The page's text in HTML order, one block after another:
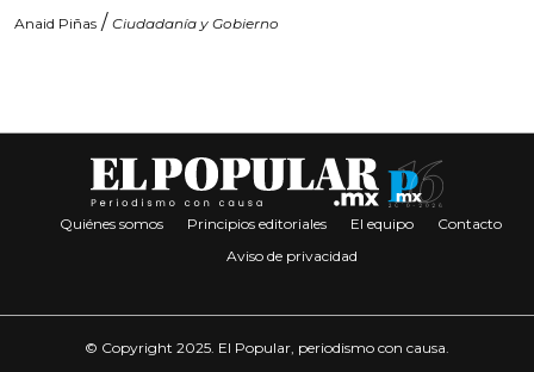
Anaid Piñas / Ciudadanía y Gobierno
Quiénes somos Principios editoriales El equipo
Contacto
Aviso de privacidad
© Copyright 2025. El Popular, periodismo con causa.